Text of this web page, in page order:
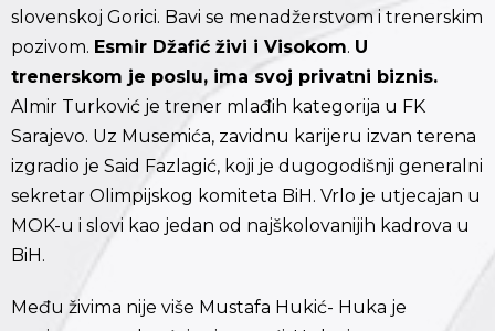
slovenskoj Gorici. Bavi se menadžerstvom i trenerskim
pozivom. Esmir Džafić živi i Visokom. U
trenerskom je poslu, ima svoj privatni biznis.
Almir Turković je trener mlađih kategorija u FK
Sarajevo. Uz Musemića, zavidnu karijeru izvan terena
izgradio je Said Fazlagić, koji je dugogodišnji generalni
sekretar Olimpijskog komiteta BiH. Vrlo je utjecajan u
MOK-u i slovi kao jedan od najškolovanijih kadrova u
BiH.
Među živima nije više Mustafa Hukić- Huka je